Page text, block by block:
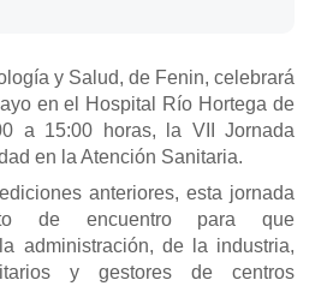
y Salud, de Fenin, celebrará
en el Hospital Río Hortega de
a 15:00 horas, la VII Jornada
en la Atención Sanitaria.
anteriores, esta jornada
de encuentro para que
administración, de la industria,
y gestores de centros